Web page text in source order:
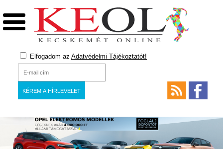
Elfogadom az Adatvédelmi Tájékoztatót!